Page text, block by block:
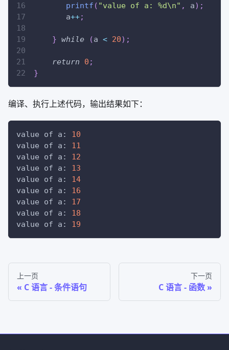
printf ( "value of a: %d\n" , a) ;
       a
++;
} while (a < 20) ;
return 0 ;
}
编译、执行上述代码，输出结果如下：
value of a: 10
value of a: 11
value of a: 12
value of a: 13
value of a: 14
value of a: 16
value of a: 17
value of a: 18
value of a: 19
上一页
C 语言 - 条件语句
下一页
C 语言 - 函数